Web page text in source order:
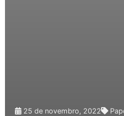
25 de novembro, 2022